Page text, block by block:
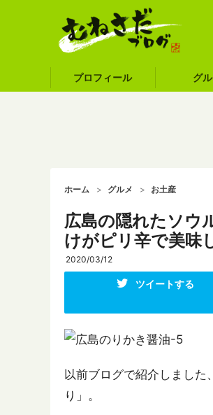
プロフィール グ
ホーム グルメ お土産
広島の隠れたソウ
けがピリ辛で美味
2020/03/12
ツイートする
以前ブログで紹介しました
り」。